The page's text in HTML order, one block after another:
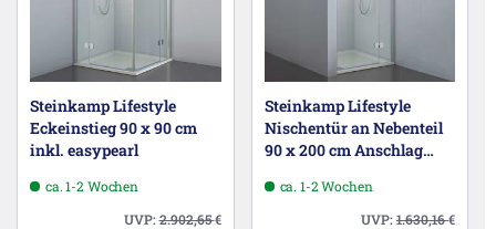
Steinkamp Lifestyle
Eckeinstieg 90 x 90 cm
inkl. easypearl
ca. 1-2 Wochen
UVP:2.902,65€
Steinkamp Lifestyle
Nischentür an Nebenteil
90 x 200 cm Anschlag
ca. 1-2 Wochen
UVP:1.630,16€